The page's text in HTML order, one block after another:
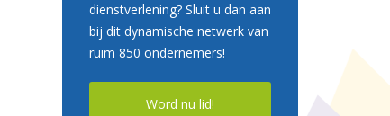
dienstverlening? Sluit u dan aan
bij dit dynamische netwerk van
ruim 850 ondernemers!
Word nu lid!